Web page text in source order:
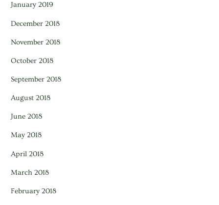
January 2019
December 2018
November 2018
October 2018
September 2018
August 2018
June 2018
May 2018
April 2018
March 2018
February 2018